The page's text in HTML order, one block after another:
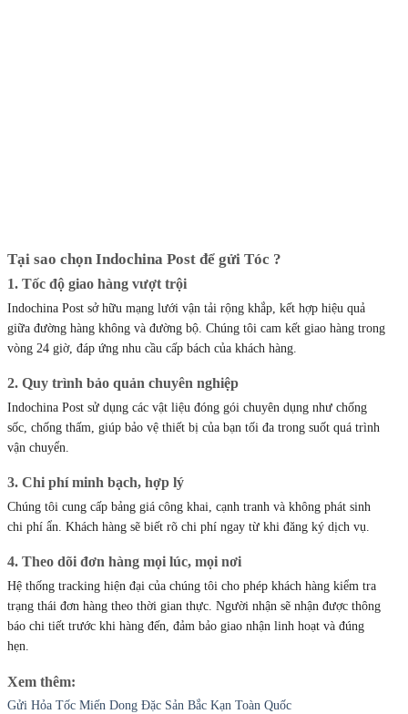
Tại sao chọn Indochina Post để gửi Tóc ?
1. Tốc độ giao hàng vượt trội
Indochina Post sở hữu mạng lưới vận tải rộng khắp, kết hợp hiệu quả
giữa đường hàng không và đường bộ. Chúng tôi cam kết giao hàng trong
vòng 24 giờ, đáp ứng nhu cầu cấp bách của khách hàng.
2. Quy trình bảo quản chuyên nghiệp
Indochina Post sử dụng các vật liệu đóng gói chuyên dụng như chống
sốc, chống thấm, giúp bảo vệ thiết bị của bạn tối đa trong suốt quá trình
vận chuyển.
3. Chi phí minh bạch, hợp lý
Chúng tôi cung cấp bảng giá công khai, cạnh tranh và không phát sinh
chi phí ẩn. Khách hàng sẽ biết rõ chi phí ngay từ khi đăng ký dịch vụ.
4. Theo dõi đơn hàng mọi lúc, mọi nơi
Hệ thống tracking hiện đại của chúng tôi cho phép khách hàng kiểm tra
trạng thái đơn hàng theo thời gian thực. Người nhận sẽ nhận được thông
báo chi tiết trước khi hàng đến, đảm bảo giao nhận linh hoạt và đúng
hẹn.
Xem thêm:
Gửi Hỏa Tốc Miến Dong Đặc Sản Bắc Kạn Toàn Quốc